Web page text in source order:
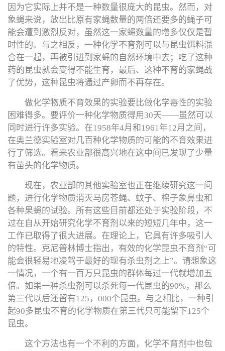
因为它实际上并不是一种数量很庞大的昆虫。然而，对
象蝇来说，放出比原有家蝇数量的两倍还要多的蝇子可
能会遭到激烈反对，虽然这一家蝇数量的增多仅仅是暂
时性的。与之相反，一种化学不育剂可以与昆虫饵料混
合在一起，再被引进到家蝇的自然环境中去；吃了这种
药的昆虫就会变得不能生育，最后、这种不育的家蝇战
了优势，这种昆虫将通过产卵而不再存在。
做化学物质不育效果的实验要比做化学毒性的实验
困难得多。要评价一种化学物质得用30天——虽然可以
同时进行许多实验。在1958年4月和1961年12月之间，
在奥兰德实验室对几百种化学物质的可能的不育效果进
行了筛选。看来农业部很高兴地在这中间已发现了少量
有苗头的化学物质。
现在，农业部的其他实验室也正在继续研究这一问
题，进行化学物质消灭马房苍蝇、蚊子、棉子象鼻虫和
各种果蝇的试验。所有这些目前都还处于实验阶段，不
过在自从开始研究化学不育剂以来的短短几年中，这一
工作已取得了很大进展。在理论上，它具有许多吸引人
的特性。克尼普林博士指出，有效的化学昆虫不育剂“可
能会很轻易地凌驾于最好的现有杀虫剂之上”。请想象这
一情况，一个有一百万只昆虫的群体每过一代就增加五
倍。如果一种杀虫剂可以杀死每一代昆虫的90%，那么
第三代以后还留有125，000个昆虫。与之相比，一种引
起90多昆虫不育的化学物质在第三代只可能留下125个
昆虫。
这个方法也有一个不利的方面，化学不育剂中也包